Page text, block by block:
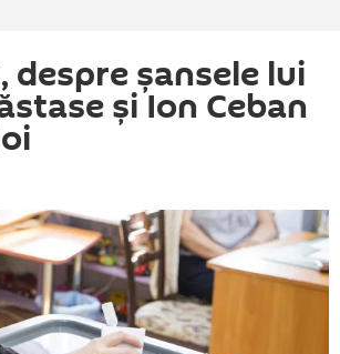
despre șansele lui
și Ion Ceban